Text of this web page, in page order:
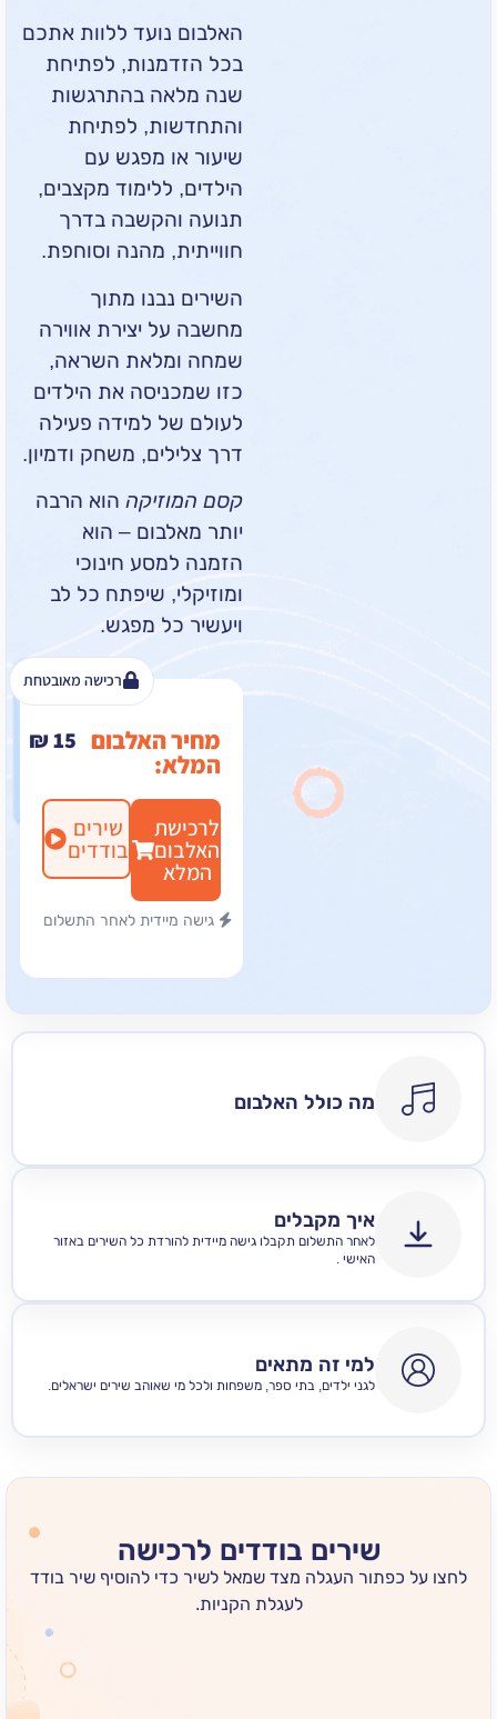
האלבום נועד ללוות אתכם
בכל הזדמנות, לפתיחת
שנה מלאה בהתרגשות
והתחדשות, לפתיחת
שיעור או מפגש עם
הילדים, ללימוד מקצבים,
תנועה והקשבה בדרך
חווייתית, מהנה וסוחפת.
השירים נבנו מתוך
מחשבה על יצירת אווירה
שמחה ומלאת השראה,
כזו שמכניסה את הילדים
לעולם של למידה פעילה
דרך צלילים, משחק ודמיון.
קסם המוזיקההוא הרבה
יותר מאלבום – הוא
הזמנה למסע חינוכי
ומוזיקלי, שיפתח כל לב
ויעשיר כל מפגש.
מחיר האלבום ₪15
שירים
בודדים
גישה מיידית לאחר התשלום
רכישה מאובטחת
מה כולל האלבום
איך מקבלים
לאחר התשלום תקבלו גישה מיידית להורדת כל השירים באזור
למי זה מתאים
לגני ילדים, בתי ספר, משפחות ולכל מי שאוהב שירים ישראלים.
שירים בודדים לרכישה
כפתור העגלה מצד שמאל לשיר כדי להוסיף שיר בודד
לעגלת הקניות.